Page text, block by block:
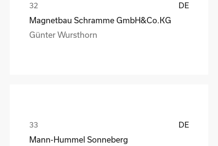
DE
Magnetbau Schramme GmbH&Co.KG
Günter Wursthorn
DE
Mann-Hummel Sonneberg